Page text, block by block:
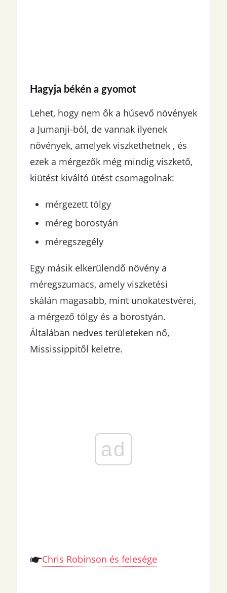
Hagyja békén a gyomot
Lehet, hogy nem ők a húsevő növények
a Jumanji-ból, de vannak ilyenek
növények, amelyek viszkethetnek , és
ezek a mérgezők még mindig viszkető,
kiütést kiváltó ütést csomagolnak:
mérgezett tölgy
méreg borostyán
méregszegély
Egy másik elkerülendő növény a
méregszumacs, amely viszketési
skálán magasabb, mint unokatestvérei,
a mérgező tölgy és a borostyán.
Általában nedves területeken nő,
Mississippitől keletre.
ad
Chris Robinson és felesége